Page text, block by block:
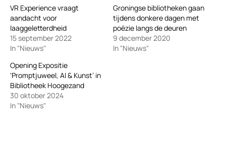
VR Experience vraagt
aandacht voor
laaggeletterdheid
15 september 2022
In "Nieuws"
Groningse bibliotheken gaan
tijdens donkere dagen met
poëzie langs de deuren
9 december 2020
In "Nieuws"
Opening Expositie
‘Promptjuweel, AI & Kunst’ in
Bibliotheek Hoogezand
30 oktober 2024
In "Nieuws"